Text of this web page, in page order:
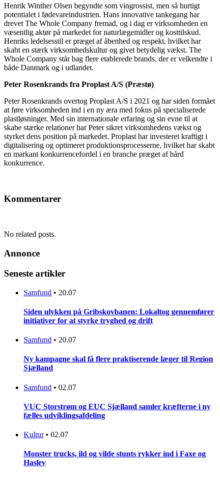
Henrik Winther Olsen begyndte som vingrossist, men så hurtigt
potentialet i fødevareindustrien. Hans innovative tankegang har
drevet The Whole Company fremad, og i dag er virksomheden en
væsentlig aktør på markedet for naturlægemidler og kosttilskud.
Henriks ledelsesstil er præget af åbenhed og respekt, hvilket har
skabt en stærk virksomhedskultur og givet betydelig vækst. The
Whole Company står bag flere etablerede brands, der er velkendte i
både Danmark og i udlandet.
Peter Rosenkrands fra Proplast A/S (Præstø)
Peter Rosenkrands overtog Proplast A/S i 2021 og har siden formået
at føre virksomheden ind i en ny æra med fokus på specialiserede
plastløsninger. Med sin internationale erfaring og sin evne til at
skabe stærke relationer har Peter sikret virksomhedens vækst og
styrket dens position på markedet. Proplast har investeret kraftigt i
digitalisering og optimeret produktionsprocesserne, hvilket har skabt
en markant konkurrencefordel i en branche præget af hård
konkurrence.
Kommentarer
No related posts.
Annonce
Seneste artikler
Samfund • 20.07
Siden ulykken på Gribskovbanen: Lokaltog gennemfører
initiativer for at styrke tryghed og drift
Samfund • 20.07
Ny kampagne skal få flere praktiserende læger til Region
Sjælland
Samfund • 02.07
VUC Storstrøm og EUC Sjælland samler kræfterne i ny
fælles udviklingsafdeling
Kultur • 02.07
Monster trucks, ild og vilde stunts rykker ind i Faxe og
Haslev